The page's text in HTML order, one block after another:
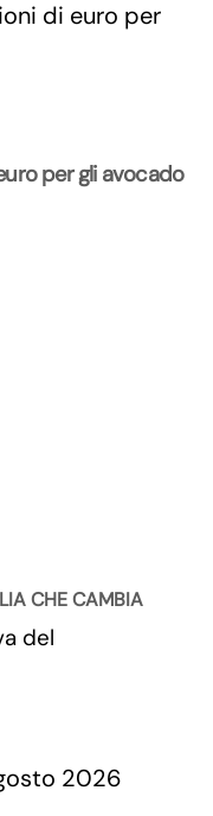
per gli avocado
CHE CAMBIA
del